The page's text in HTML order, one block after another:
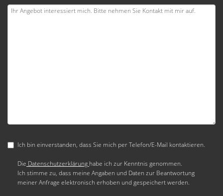
Ich bin einverstanden, dass Sie mich per Telefon/E-Mail kontaktieren.
Die Datenschutzerklärung habe ich zur Kenntnis genommen.
Ich stimme zu, dass meine Angaben und Daten zur Beantwortung
meiner Anfrage elektronisch erhoben und gespeichert werden.